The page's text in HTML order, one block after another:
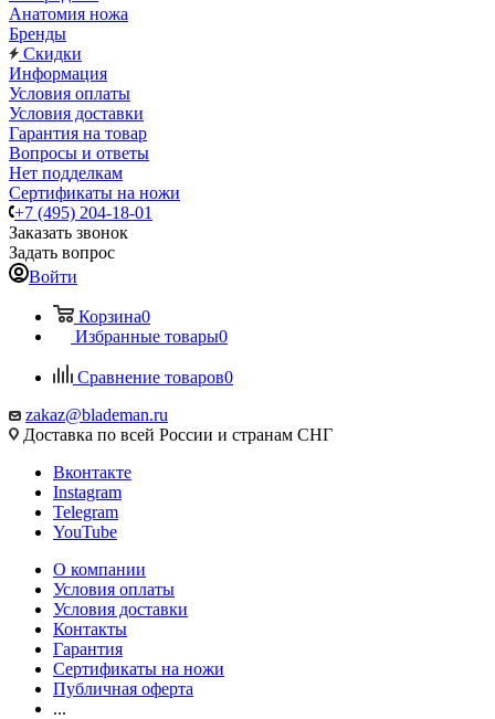
Анатомия ножа
Бренды
Скидки
Информация
Условия оплаты
Условия доставки
Гарантия на товар
Вопросы и ответы
Нет подделкам
Сертификаты на ножи
+7 (495) 204-18-01
Заказать звонок
Задать вопрос
Войти
Корзина0
Избранные товары0
Сравнение товаров0
zakaz@blademan.ru
Доставка по всей России и странам СНГ
Вконтакте
Instagram
Telegram
YouTube
О компании
Условия оплаты
Условия доставки
Контакты
Гарантия
Сертификаты на ножи
Публичная оферта
...